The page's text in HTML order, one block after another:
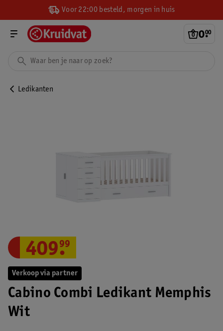
Voor 22:00 besteld, morgen in huis
0.
00
Ledikanten
Verkoop via partner
Cabino Combi Ledikant Memphis
Wit
409.
99